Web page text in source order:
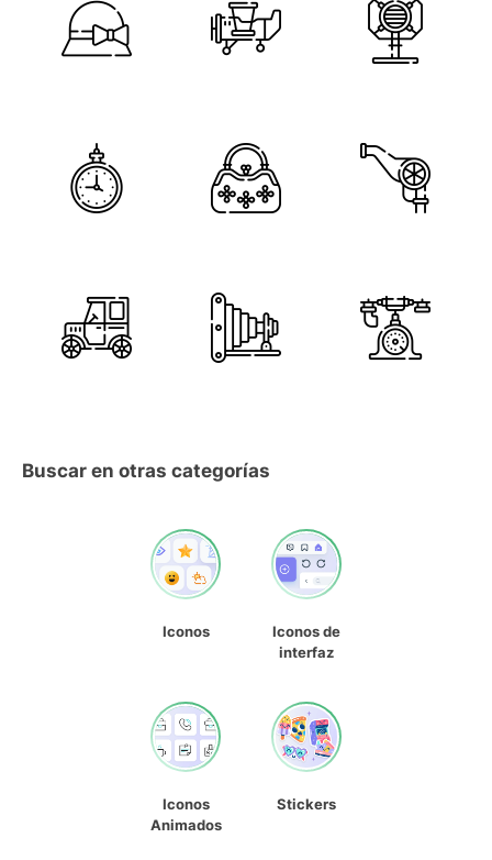
Buscar en otras categorías
Iconos
Iconos de
interfaz
Iconos
Animados
Stickers